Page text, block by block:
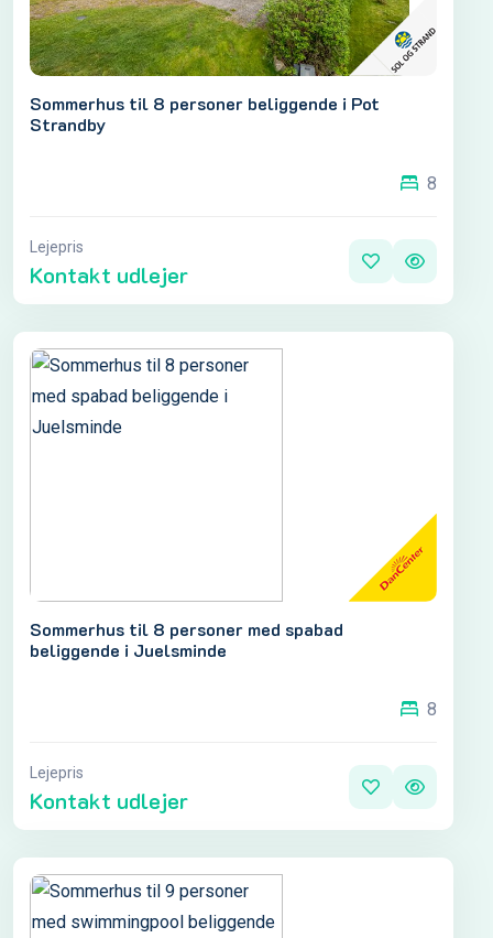
Sommerhus til 8 personer beliggende i Pot
Strandby
8
Lejepris
Kontakt udlejer
Sommerhus til 8 personer med spabad
beliggende i Juelsminde
8
Lejepris
Kontakt udlejer